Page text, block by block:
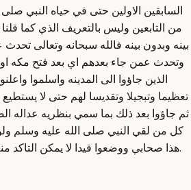
السابقين الاولين حتى في حياه النبي صلى
من التابعين وليس بالتعريف الذي كما
بينه وبدون بينه فالله سبحانه وتعالى
وتحدث عمن جاء بعدهم اي بعد فتح مكه
الذين جاؤوا الى المدينه واسلموا
تعظيما وتبجيلا وتقديسا لهم حتى لا يستطيع
ثم جاؤوا بعد ذلك بما سمي بنظريه عداله
كل من لقي النبي صلى الله عليه وسلم
هذا صحابي ووضعوا قيدا لا يمكن التاكد منه وهو انه مات على الايمان.